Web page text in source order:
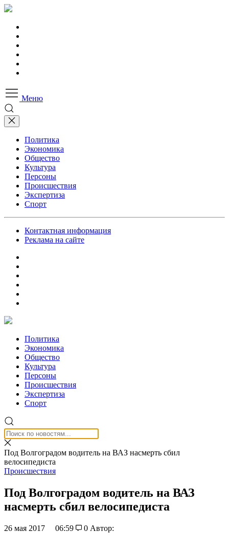
Меню
Политика
Экономика
Общество
Культура
Персоны
Происшествия
Экспертиза
Спорт
Контактная информация
Реклама на сайте
Политика
Экономика
Общество
Культура
Персоны
Происшествия
Экспертиза
Спорт
Под Волгоградом водитель на ВАЗ насмерть сбил
велосипедиста
Происшествия
Под Волгоградом водитель на ВАЗ
насмерть сбил велосипедиста
26 мая 2017 06:59 0 Автор: